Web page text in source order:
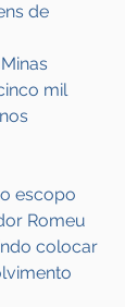
de
mil
escopo
Romeu
colocar